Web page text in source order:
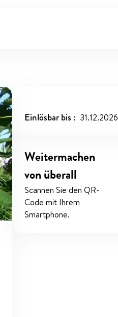
Einlösbar bis 31.12.2026
Weitermachen
von überall
Scannen Sie den QR-
Code mit Ihrem
Smartphone.